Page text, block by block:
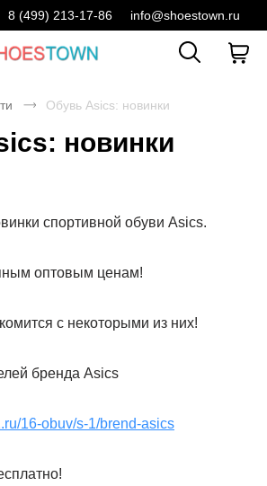
8 (499) 213-17-86 info@shoestown.ru
Обувь Asics: новинки
новинки
спортивной обуви Asics.
оптовым ценам!
с некоторыми из них!
бренда Asics
16-obuv/s-1/brend-asics